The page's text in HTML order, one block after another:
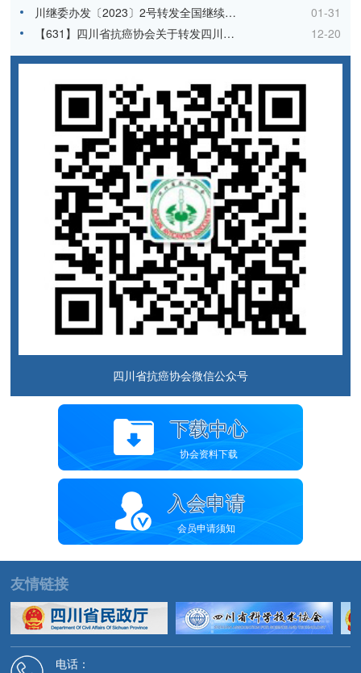
川继委办发〔2023〕2号转发全国继续医学教育委员会办公室《关于公布2023年第一批国家级继续医学教育项目的通知》
01-31
【631】四川省抗癌协会关于转发四川省继续教育委员会办公室《关于组织申报2023年省级继续医学教育项目的通知》的通知
12-20
四川省抗癌协会微信公众号
下载中心
协会资料下载
入会申请
会员申请须知
友情链接
电话：